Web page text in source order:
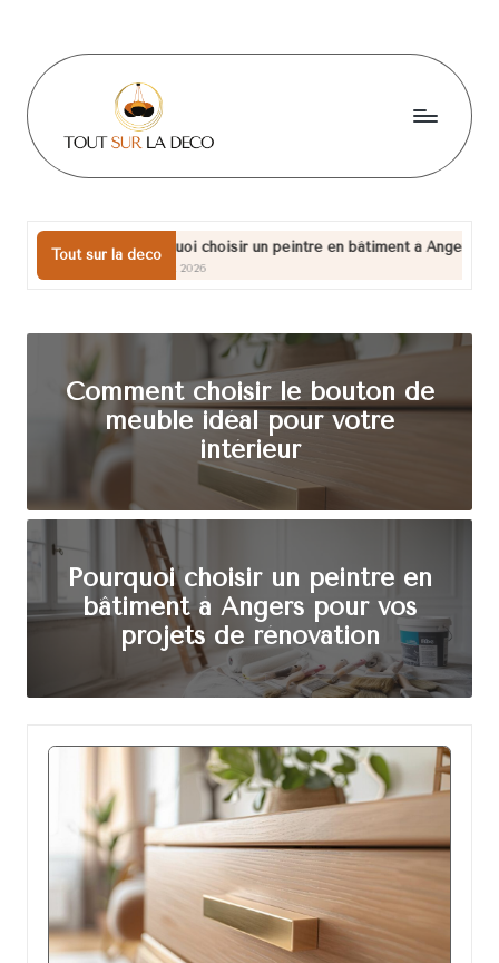
content
T
u
t
s
u
r
l
d
e
c
Tout sur la deco
Pourquoi choisir un peintre en bâtiment à Angers pour vos projets de
Comment choisir le bouton de
meuble idéal pour votre
intérieur
Pourquoi choisir un peintre en
bâtiment à Angers pour vos
projets de rénovation